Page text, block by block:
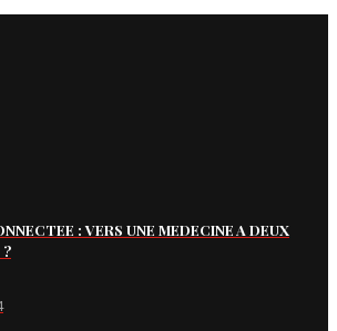
: VERS UNE MEDECINE A DEUX
?